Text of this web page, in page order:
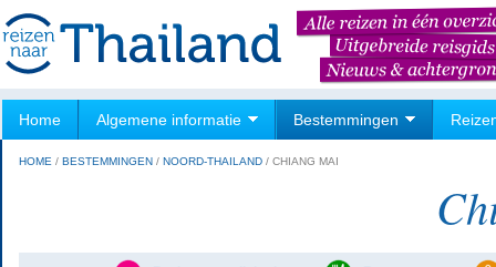
Home Algemene informatie Bestemmingen
HOME / BESTEMMINGEN / NOORD-THAILAND / CHIANG MAI